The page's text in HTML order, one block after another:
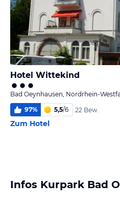
Hotel Wittekind
Bad Oeynhausen, Nordrhein-
97% 5,5/6 22 Bew.
Zum Hotel
Infos Kurpark Bad